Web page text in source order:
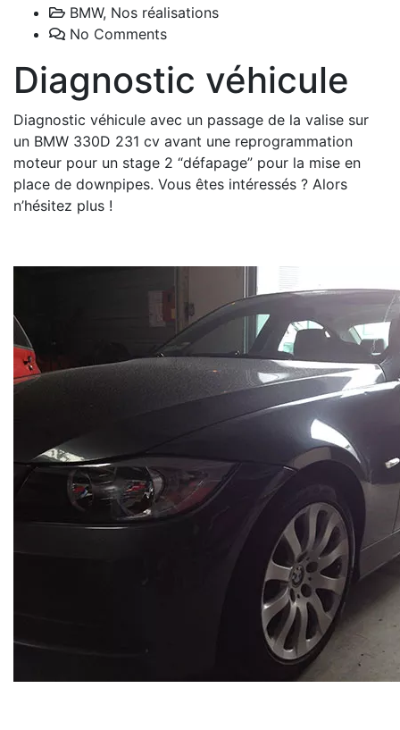
BMW, Nos réalisations
No Comments
Diagnostic véhicule
Diagnostic véhicule avec un passage de la valise sur
un BMW 330D 231 cv avant une reprogrammation
moteur pour un stage 2 “défapage” pour la mise en
place de downpipes. Vous êtes intéressés ? Alors
n’hésitez plus !